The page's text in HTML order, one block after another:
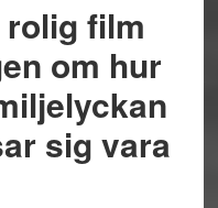
rolig film
om hur
sig vara